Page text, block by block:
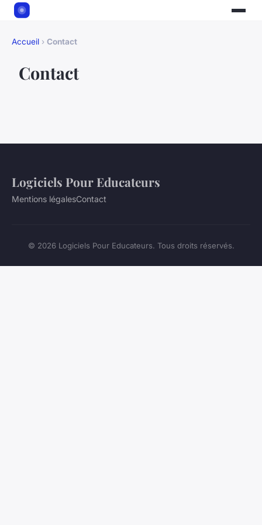
Accueil › Contact
Contact
Logiciels Pour Educateurs
Mentions légalesContact
© 2026 Logiciels Pour Educateurs. Tous droits réservés.